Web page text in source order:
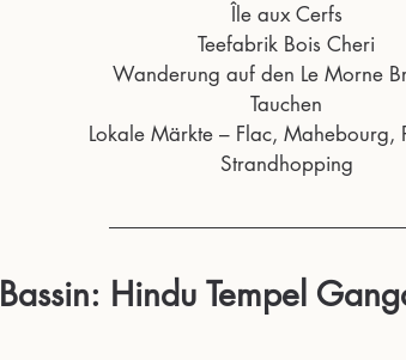
Île aux Cerfs
Teefabrik Bois Cheri
Wanderung auf den Le Morne
Tauchen
Lokale Märkte – Flac, Mahebourg,
Strandhopping
Hindu Tempel